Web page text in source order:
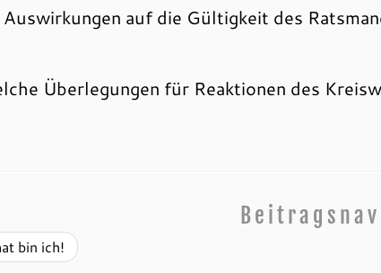
auf die Gültigkeit des
Überlegungen für Reaktionen des
bin ich!